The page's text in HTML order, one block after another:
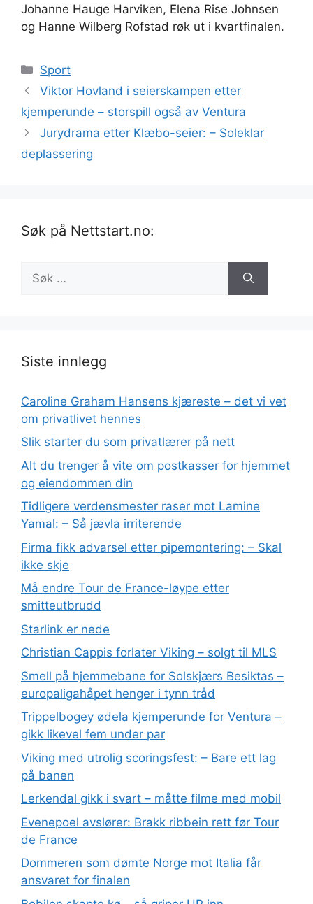
Johanne Hauge Harviken, Elena Rise Johnsen
og Hanne Wilberg Rofstad røk ut i kvartfinalen.
Kategorier
Sport
Viktor Hovland i seierskampen etter
kjemperunde – storspill også av Ventura
Jurydrama etter Klæbo-seier: – Soleklar
deplassering
Søk på Nettstart.no:
etter:
Siste innlegg
Caroline Graham Hansens kjæreste – det vi vet
om privatlivet hennes
Slik starter du som privatlærer på nett
Alt du trenger å vite om postkasser for hjemmet
og eiendommen din
Tidligere verdensmester raser mot Lamine
Yamal: – Så jævla irriterende
Firma fikk advarsel etter pipemontering: – Skal
ikke skje
Må endre Tour de France-løype etter
smitteutbrudd
Starlink er nede
Christian Cappis forlater Viking – solgt til MLS
Smell på hjemmebane for Solskjærs Besiktas –
europaligahåpet henger i tynn tråd
Trippelbogey ødela kjemperunde for Ventura –
gikk likevel fem under par
Viking med utrolig scoringsfest: – Bare ett lag
på banen
Lerkendal gikk i svart – måtte filme med mobil
Evenepoel avslører: Brakk ribbein rett før Tour
de France
Dommeren som dømte Norge mot Italia får
ansvaret for finalen